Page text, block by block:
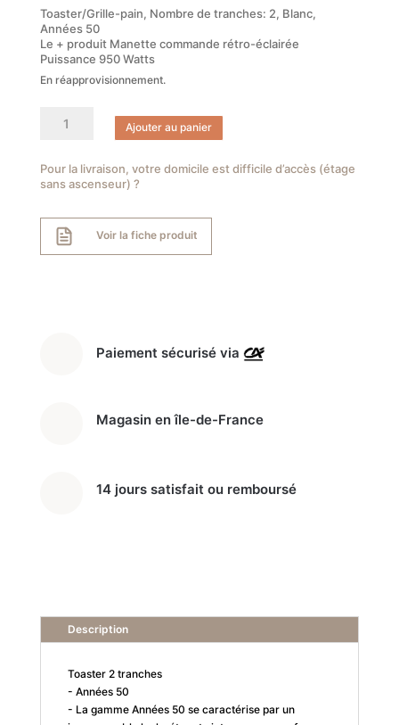
Toaster/Grille-pain, Nombre de tranches: 2, Blanc,
Années 50
Le + produit Manette commande rétro-éclairée
Puissance 950 Watts
En réapprovisionnement.
Toaster
2
Blanc
Années
Ajouter au panier
Pour la livraison, votre domicile est difficile d’accès (étage
sans ascenseur) ?
Voir la fiche produit
Paiement sécurisé via
Magasin en île-de-France
14 jours satisfait ou remboursé
Description
Toaster 2 tranches
- Années 50
- La gamme Années 50 se caractérise par un